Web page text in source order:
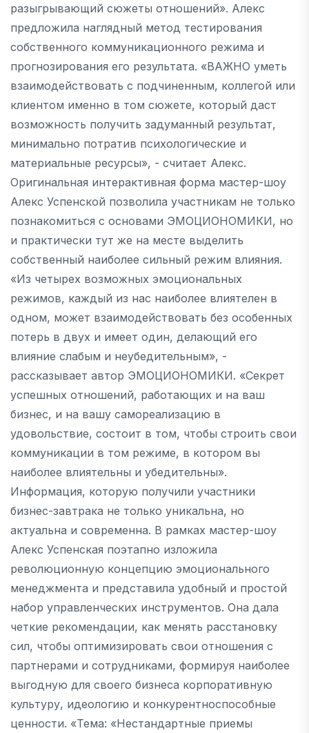
разыгрывающий сюжеты отношений». Алекс
предложила наглядный метод тестирования
собственного коммуникационного режима и
прогнозирования его результата. «ВАЖНО уметь
взаимодействовать с подчиненным, коллегой или
клиентом именно в том сюжете, который даст
возможность получить задуманный результат,
минимально потратив психологические и
материальные ресурсы», - считает Алекс.
Оригинальная интерактивная форма мастер-шоу
Алекс Успенской позволила участникам не только
познакомиться с основами ЭМОЦИОНОМИКИ, но
и практически тут же на месте выделить
собственный наиболее сильный режим влияния.
«Из четырех возможных эмоциональных
режимов, каждый из нас наиболее влиятелен в
одном, может взаимодействовать без особенных
потерь в двух и имеет один, делающий его
влияние слабым и неубедительным», -
рассказывает автор ЭМОЦИОНОМИКИ. «Секрет
успешных отношений, работающих и на ваш
бизнес, и на вашу самореализацию в
удовольствие, состоит в том, чтобы строить свои
коммуникации в том режиме, в котором вы
наиболее влиятельны и убедительны».
Информация, которую получили участники
бизнес-завтрака не только уникальна, но
актуальна и современна. В рамках мастер-шоу
Алекс Успенская поэтапно изложила
революционную концепцию эмоционального
менеджмента и представила удобный и простой
набор управленческих инструментов. Она дала
четкие рекомендации, как менять расстановку
сил, чтобы оптимизировать свои отношения с
партнерами и сотрудниками, формируя наиболее
выгодную для своего бизнеса корпоративную
культуру, идеологию и конкурентноспособные
ценности. «Тема: «Нестандартные приемы